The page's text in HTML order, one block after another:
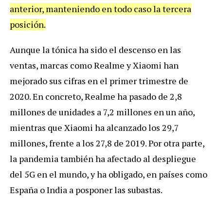
anterior, manteniendo en todo caso la tercera
posición.
Aunque la tónica ha sido el descenso en las
ventas, marcas como Realme y Xiaomi han
mejorado sus cifras en el primer trimestre de
2020. En concreto, Realme ha pasado de 2,8
millones de unidades a 7,2 millones en un año,
mientras que Xiaomi ha alcanzado los 29,7
millones, frente a los 27,8 de 2019. Por otra parte,
la pandemia también ha afectado al despliegue
del 5G en el mundo, y ha obligado, en países como
España o India a posponer las subastas.